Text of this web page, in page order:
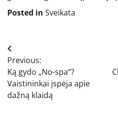
Posted in Sveikata
Navigacija
tarp
įrašų
Previous:
Ką gydo „No-spa“?
Vaistininkai įspėja apie
dažną klaidą